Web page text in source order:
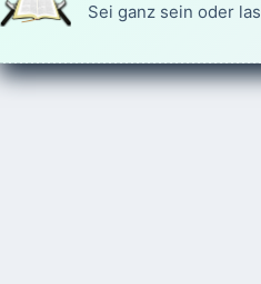
Sei ganz sein oder